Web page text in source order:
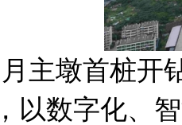
墩首桩开
以数字化、